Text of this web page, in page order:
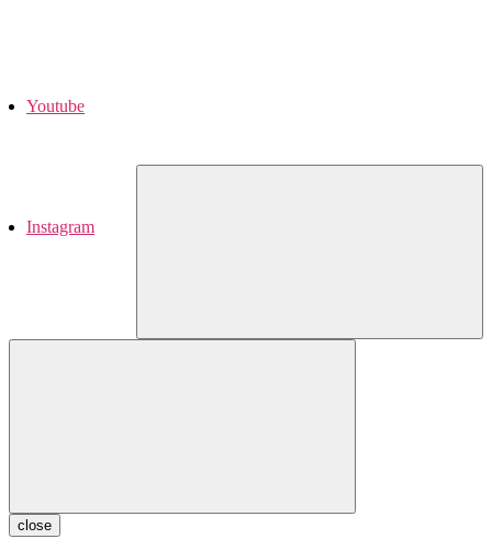
Youtube
Instagram
close